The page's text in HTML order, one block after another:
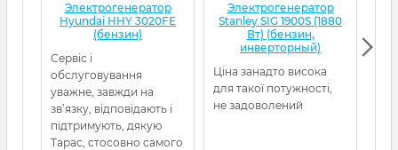
Электрогенератор
Hyundai HHY 3020FE
(бензин)
Сервіс і
обслуговування
уважне, завжди на
зв’язку, відповідають і
підтримують, дякую
Тарас, стосовно самого
Электрогенератор
Stanley SIG 1900S (1880
Вт) (бензин,
инверторный)
Ціна занадто висока
для такої потужності,
не задоволений